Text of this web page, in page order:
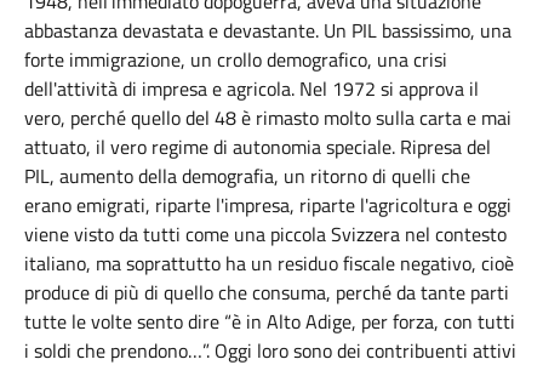
abbastanza devastata e devastante. Un PIL bassissimo, una
forte immigrazione, un crollo demografico, una crisi
dell'attività di impresa e agricola. Nel 1972 si approva il
vero, perché quello del 48 è rimasto molto sulla carta e mai
attuato, il vero regime di autonomia speciale. Ripresa del
PIL, aumento della demografia, un ritorno di quelli che
erano emigrati, riparte l'impresa, riparte l'agricoltura e oggi
viene visto da tutti come una piccola Svizzera nel contesto
italiano, ma soprattutto ha un residuo fiscale negativo, cioè
produce di più di quello che consuma, perché da tante parti
tutte le volte sento dire “è in Alto Adige, per forza, con tutti
i soldi che prendono…”. Oggi loro sono dei contribuenti attivi